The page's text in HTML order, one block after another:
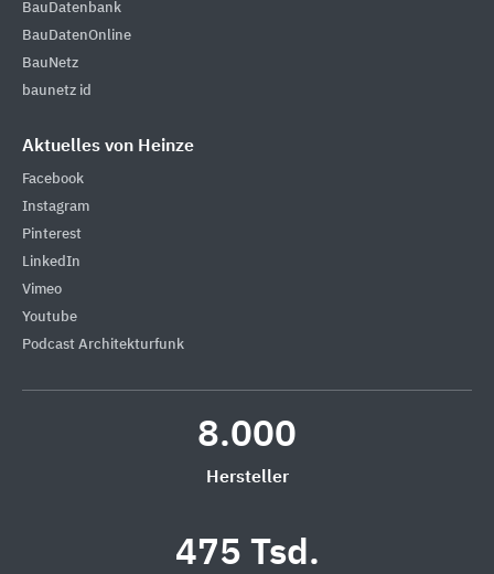
BauDatenbank
BauDatenOnline
BauNetz
baunetz id
Aktuelles von Heinze
Facebook
Instagram
Pinterest
LinkedIn
Vimeo
Youtube
Podcast Architekturfunk
8.000
Hersteller
475 Tsd.